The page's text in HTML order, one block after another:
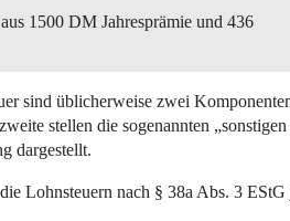
1500 DM Jahresprämie und 436
sind üblicherweise zwei
stellen die sogenannten
dargestellt.
Lohnsteuern nach § 38a Abs. 3